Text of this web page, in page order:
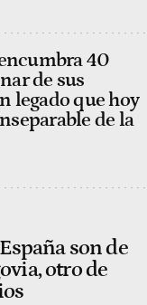
40
de sus
legado que hoy
de la
son de
otro de